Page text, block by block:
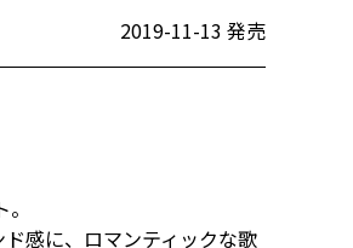
2019-11-13 発売
感に、ロマンティックな歌